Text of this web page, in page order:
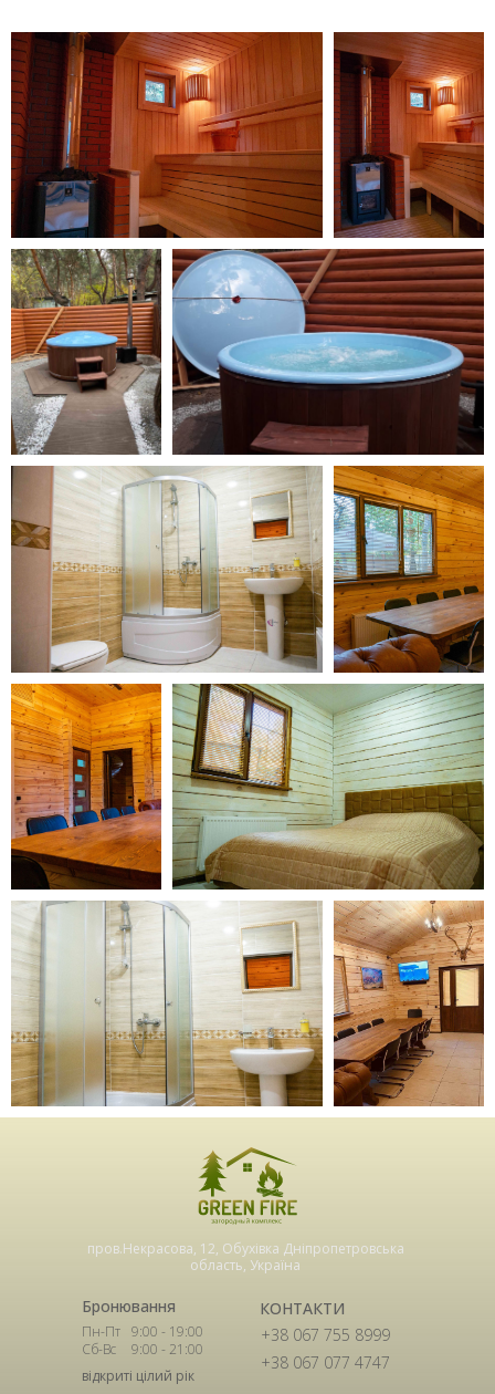
Бронювання
Пн-Пт 9:00 - 19:00
Сб-Вс
9:00 - 21:00
КОНТАКТИ
+38 067 755 8999
+38 067 077 4747
пров.Некрасова, 12, Обухівка Дніпропетровська
область, Україна
відкриті цілий рік